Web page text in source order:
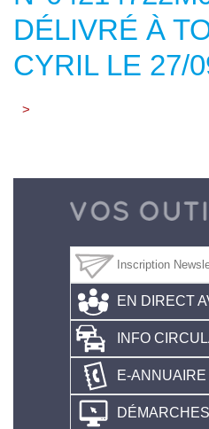
DÉLIVRÉ À
CYRIL LE 27/
>
EN DIRECT
INFO
E-ANNUAIRE